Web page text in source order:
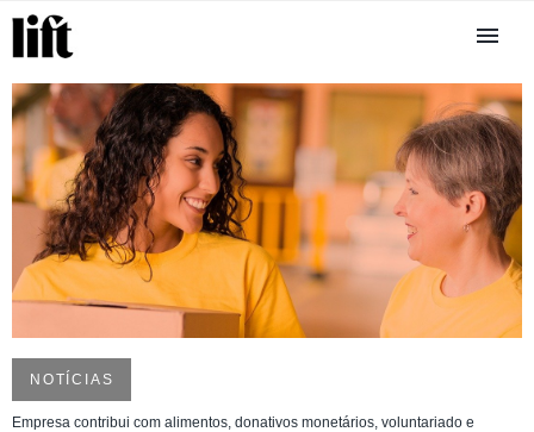
NOTÍCIAS
Empresa contribui com alimentos, donativos monetários, voluntariado e